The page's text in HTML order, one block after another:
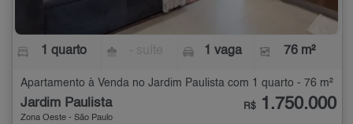
1 quarto 1 vaga 76 m²
Apartamento à Venda no Jardim Paulista com 1 quarto - 76 m²
Jardim Paulista
Zona Oeste - São Paulo
R$ 1.750.000